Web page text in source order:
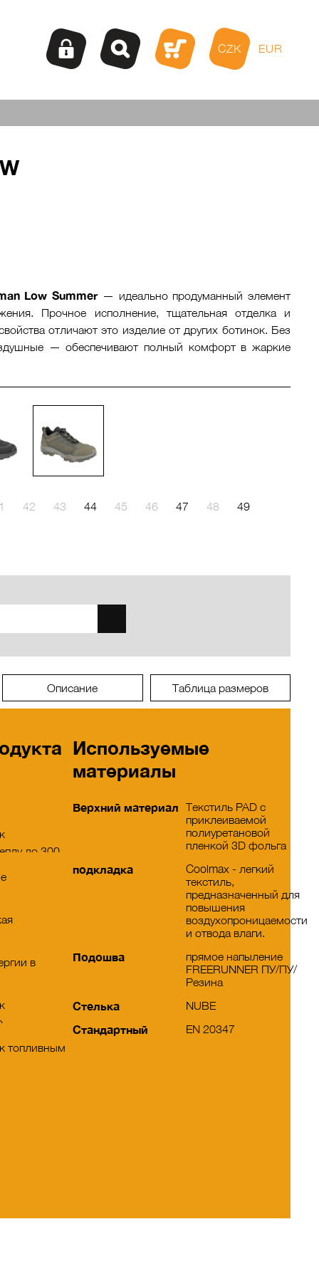
CZK EUR
Low Summer— идеально продуманный элемент
Прочное исполнение, тщательная отделка и
отличают это изделие от других ботинок. Без
— обеспечивают полный комфорт в жаркие
42 43 44 45 46 47 48 49
Описание Таблица размеров
до 300
в
топливным
Используемые
материалы
Верхний материал
Текстиль PAD с
приклеиваемой
полиуретановой
пленкой 3D фольга
подкладка
Coolmax - легкий
текстиль,
предназначенный для
повышения
воздухопроницаемости
и отвода влаги.
Подошва
прямое напыление
FREERUNNER ПУ/ПУ/
Резина
Стелька NUBE
Стандартный EN 20347